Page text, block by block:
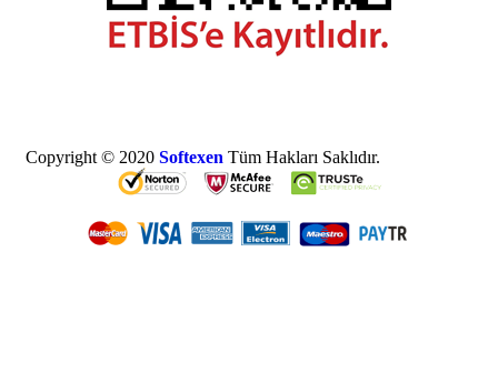
Copyright © 2020 Softexen Tüm Hakları Saklıdır.